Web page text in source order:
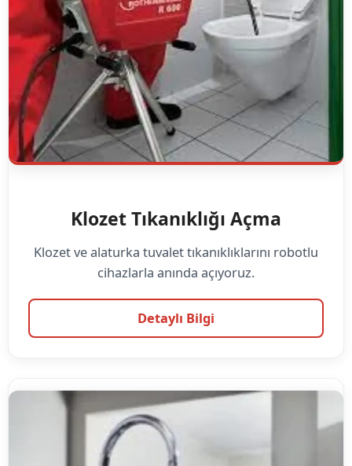
Klozet Tıkanıklığı Açma
Klozet ve alaturka tuvalet tıkanıklıklarını robotlu
cihazlarla anında açıyoruz.
Detaylı Bilgi